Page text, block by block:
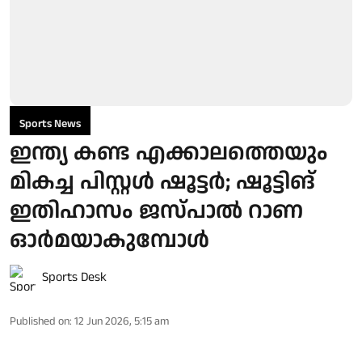
Sports News
ഇന്ത്യ കണ്ട എക്കാലത്തെയും
മികച്ച പിസ്റ്റൾ ഷൂട്ടർ; ഷൂട്ടിങ്
ഇതിഹാസം ജസ്പാല്‍ റാണ
ഓർമയാകുമ്പോൾ
Sports Desk
Published on: 12 Jun 2026, 5:15 am